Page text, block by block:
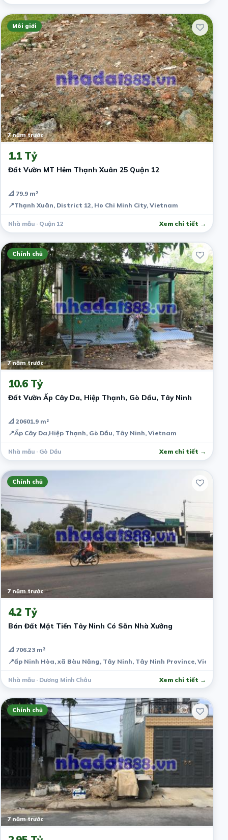
Môi giới
7 năm trước
1.1 Tỷ
Đất Vườn MT Hẻm Thạnh Xuân 25 Quận 12
📐 79.9 m²
📍Thạnh Xuân, District 12, Ho Chi Minh City, Vietnam
Nhà mẫu · Quận 12 Xem chi tiết →
Chính chủ
7 năm trước
10.6 Tỷ
Đất Vườn Ấp Cây Da, Hiệp Thạnh, Gò Dầu, Tây Ninh
📐 20601.9 m²
📍Ấp Cây Da,Hiệp Thạnh, Gò Dầu, Tây Ninh, Vietnam
Nhà mẫu · Gò Dầu Xem chi tiết →
Chính chủ
7 năm trước
4.2 Tỷ
Bán Đất Mặt Tiền Tây Ninh Có Sẵn Nhà Xưởng
📐 706.23 m²
📍ấp Ninh Hòa, xã Bàu Năng, Tây Ninh, Tây Ninh Province, Vietnam
Nhà mẫu · Dương Minh Châu Xem chi tiết →
Chính chủ
7 năm trước